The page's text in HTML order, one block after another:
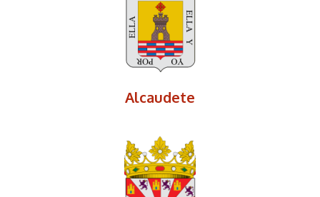
Alcaudete